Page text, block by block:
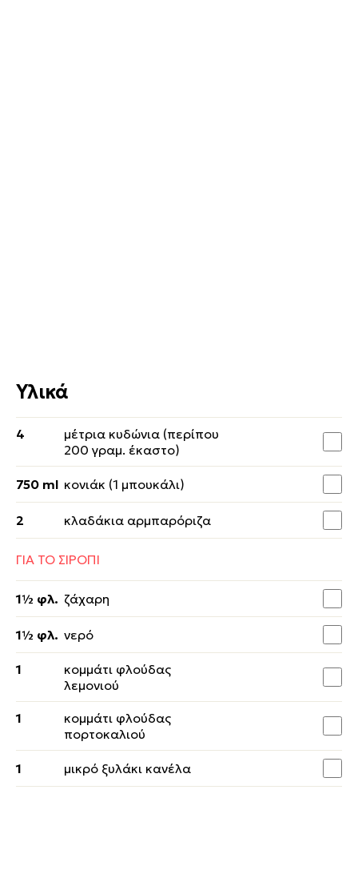
Υλικά
4
μέτρια κυδώνια (περίπου
200 γραµ. έκαστο)
750 ml κονιάκ (1 μπουκάλι)
2 κλαδάκια αρμπαρόριζα
ΓΙΑ ΤΟ ΣΙΡΟΠΙ
1½ φλ. ζάχαρη
1½ φλ. νερό
1
κομμάτι φλούδας
λεμονιού
1
κομμάτι φλούδας
πορτοκαλιού
1 μικρό ξυλάκι κανέλα